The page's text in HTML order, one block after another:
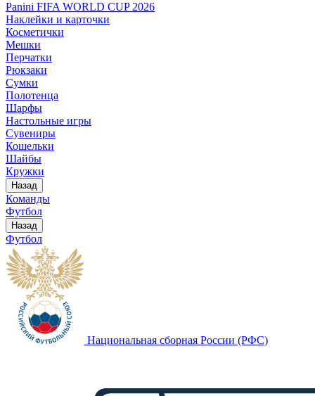
Panini FIFA WORLD CUP 2026
Наклейки и карточки
Косметички
Мешки
Перчатки
Рюкзаки
Сумки
Полотенца
Шарфы
Настольные игры
Сувениры
Кошельки
Шайбы
Кружки
Назад
Команды
Футбол
Назад
Футбол
Национальная сборная России (РФС)